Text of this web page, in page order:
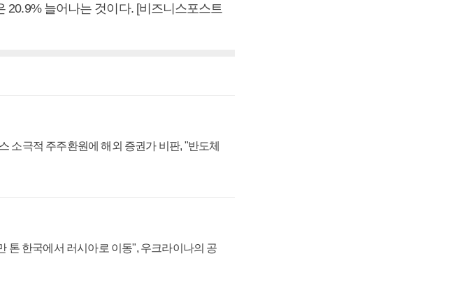
20.9% 늘어나는 것이다. [비즈니스포스트
소극적 주주환원에 해외 증권가 비판, "반도체
톤 한국에서 러시아로 이동", 우크라이나의 공